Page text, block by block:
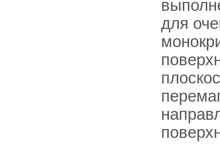
для